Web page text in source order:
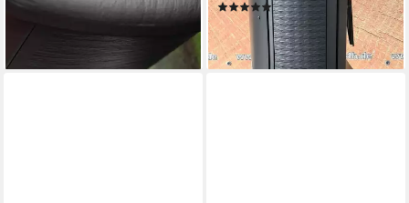
Produktdatenblatt
1.099,00 €
lieferbar - in 6-7 Werktagen bei dir
(2)
899,00 €
lieferbar - in 5-6 Werktagen bei dir